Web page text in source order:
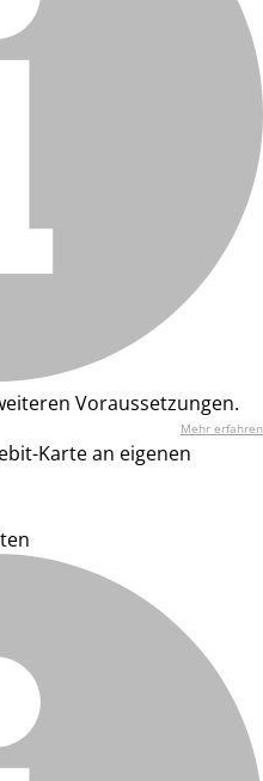
Voraussetzungen.
Mehr erfahren
Karte an eigenen